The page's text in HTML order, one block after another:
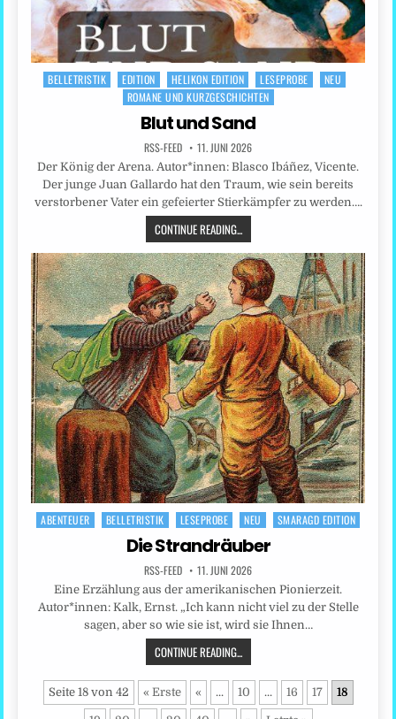
Posted
BELLETRISTIK EDITION HELIKON EDITION LESEPROBE
NEU
ROMANE UND KURZGESCHICHTEN
Blut und Sand
RSS-FEED 11. JUNI 2026
Der König der Arena. Autor*innen: Blasco Ibáñez, Vicente.
Der junge Juan Gallardo hat den Traum, wie sein bereits
verstorbener Vater ein gefeierter Stierkämpfer zu werden….
CONTINUE READING...
Posted
ABENTEUER BELLETRISTIK LESEPROBE NEU SMARAGD EDITION
Die Strandräuber
RSS-FEED 11. JUNI 2026
Eine Erzählung aus der amerikanischen Pionierzeit.
Autor*innen: Kalk, Ernst. „Ich kann nicht viel zu der Stelle
sagen, aber so wie sie ist, wird sie Ihnen…
CONTINUE READING...
Seite 18 von 42 « Erste « ... 10 ... 16 17 18